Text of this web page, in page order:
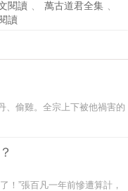
閱讀 、 萬古道君全集 、
讀
、偷雞。全宗上下被他禍害的
！”張百凡一年前慘遭算計，